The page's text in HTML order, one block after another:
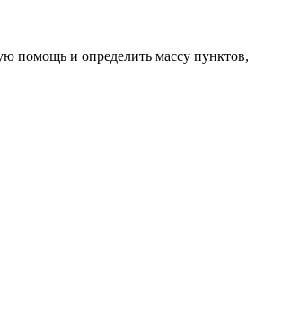
помощь и определить массу пунктов,